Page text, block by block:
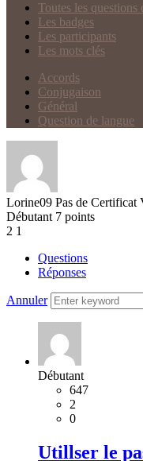
Toutes les questions
Les badges
Les participants
Les mots clés
Accords
Conjugaison
Général
Question de langue
Lorine09 Pas de Certificat
Débutant 7 points
2 1
Questions
Réponses
Annuler
Débutant
647
2
0
Utillser le